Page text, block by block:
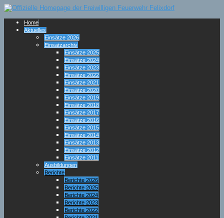
Home
Aktuelles
Einsätze 2026
Einsatzarchiv
Einsätze 2025
Einsätze 2024
Einsätze 2023
Einsätze 2022
Einsätze 2021
Einsätze 2020
Einsätze 2019
Einsätze 2018
Einsätze 2017
Einsätze 2016
Einsätze 2015
Einsätze 2014
Einsätze 2013
Einsätze 2012
Einsätze 2011
Ausbildungen
Berichte
Berichte 2026
Berichte 2025
Berichte 2024
Berichte 2023
Berichte 2022